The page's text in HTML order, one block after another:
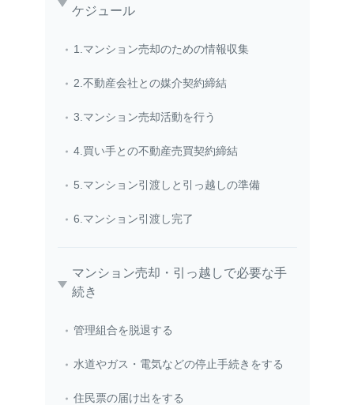
ケジュール
1.マンション売却のための情報収集
2.不動産会社との媒介契約締結
3.マンション売却活動を行う
4.買い手との不動産売買契約締結
5.マンション引渡しと引っ越しの準備
6.マンション引渡し完了
マンション売却・引っ越しで必要な手
続き
管理組合を脱退する
水道やガス・電気などの停止手続きをする
住民票の届け出をする